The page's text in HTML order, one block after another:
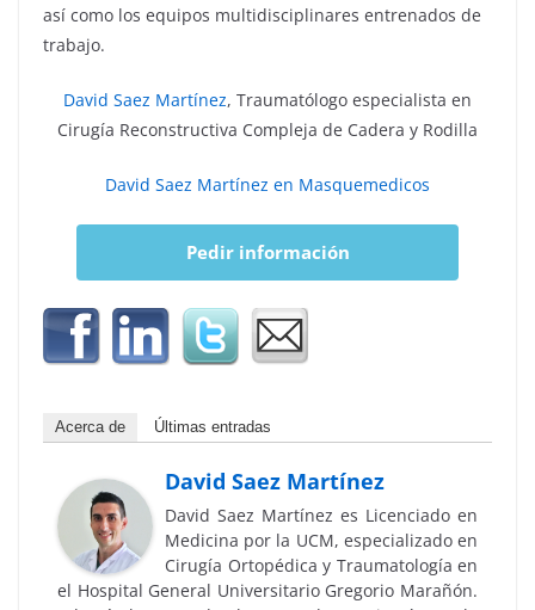
así como los equipos multidisciplinares entrenados de
trabajo.
David Saez Martínez, Traumatólogo especialista en
Cirugía Reconstructiva Compleja de Cadera y Rodilla
David Saez Martínez en Masquemedicos
Pedir información
Acerca de Últimas entradas
David Saez Martínez
David Saez Martínez es Licenciado en
Medicina por la UCM, especializado en
Cirugía Ortopédica y Traumatología en
el Hospital General Universitario Gregorio Marañón.